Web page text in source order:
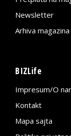
Newsletter
Arhiva magazina
BIZLife
Impresum/O
Kontakt
Mapa sajta